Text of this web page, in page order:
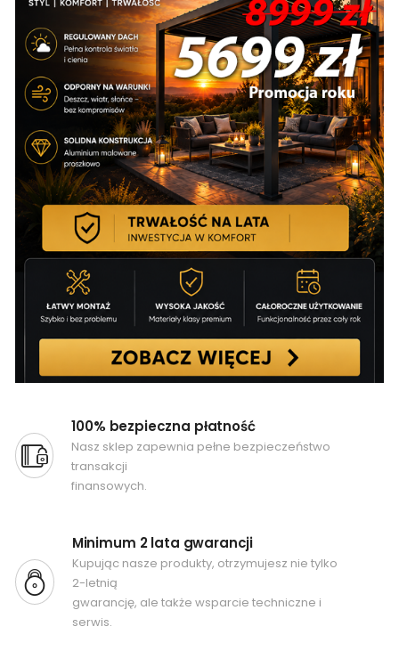
100% bezpieczna płatność
Nasz sklep zapewnia pełne bezpieczeństwo
transakcji
finansowych.
Minimum 2 lata gwarancji
Kupując nasze produkty, otrzymujesz nie tylko
2-letnią
gwarancję, ale także wsparcie techniczne i
serwis.